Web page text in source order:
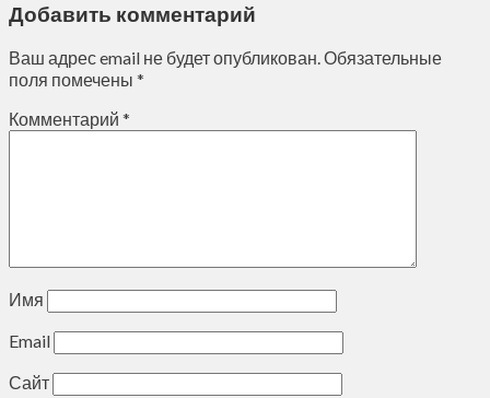
Добавить комментарий
Ваш адрес email не будет опубликован.Обязательные
поля помечены *
Комментарий *
Имя
Email
Сайт